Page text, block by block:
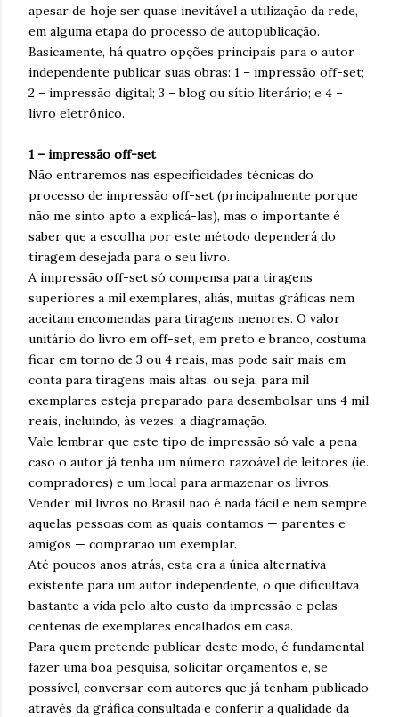
apesar de hoje ser quase inevitável a utilização da rede,
em alguma etapa do processo de autopublicação.
Basicamente, há quatro opções principais para o autor
independente publicar suas obras: 1 – impressão off-set;
2 – impressão digital; 3 – blog ou sítio literário; e 4 –
livro eletrônico.
1 – impressão off-set
Não entraremos nas especificidades técnicas do
processo de impressão off-set (principalmente porque
não me sinto apto a explicá-las), mas o importante é
saber que a escolha por este método dependerá do
tiragem desejada para o seu livro.
A impressão off-set só compensa para tiragens
superiores a mil exemplares, aliás, muitas gráficas nem
aceitam encomendas para tiragens menores. O valor
unitário do livro em off-set, em preto e branco, costuma
ficar em torno de 3 ou 4 reais, mas pode sair mais em
conta para tiragens mais altas, ou seja, para mil
exemplares esteja preparado para desembolsar uns 4 mil
reais, incluindo, às vezes, a diagramação.
Vale lembrar que este tipo de impressão só vale a pena
caso o autor já tenha um número razoável de leitores (ie.
compradores) e um local para armazenar os livros.
Vender mil livros no Brasil não é nada fácil e nem sempre
aquelas pessoas com as quais contamos — parentes e
amigos — comprarão um exemplar.
Até poucos anos atrás, esta era a única alternativa
existente para um autor independente, o que dificultava
bastante a vida pelo alto custo da impressão e pelas
centenas de exemplares encalhados em casa.
Para quem pretende publicar deste modo, é fundamental
fazer uma boa pesquisa, solicitar orçamentos e, se
possível, conversar com autores que já tenham publicado
através da gráfica consultada e conferir a qualidade da